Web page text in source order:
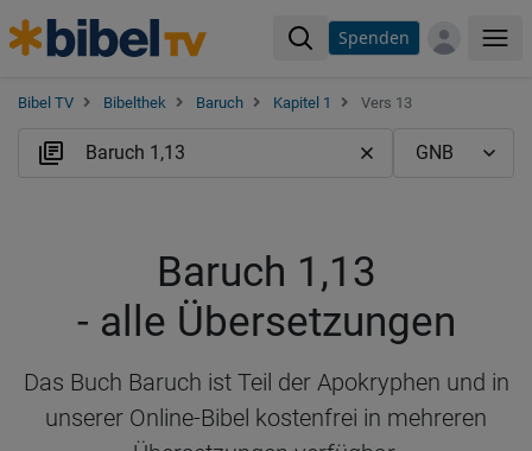
Spenden
Bibel TV Bibelthek Baruch Kapitel 1 Vers 13
Baruch 1,13
- alle Übersetzungen
Das Buch Baruch ist Teil der Apokryphen und in
unserer Online-Bibel kostenfrei in mehreren